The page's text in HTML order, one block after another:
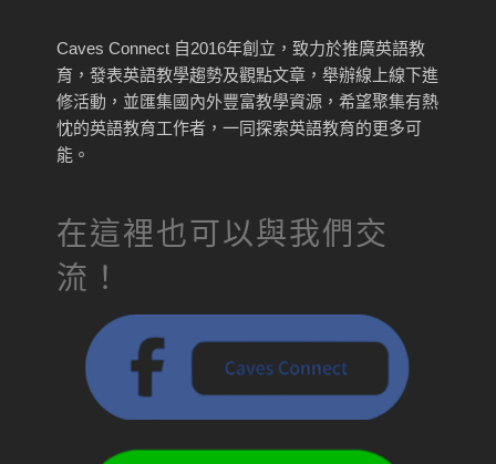
Caves Connect 自2016年創立，致力於推廣英語教
育，發表英語教學趨勢及觀點文章，舉辦線上線下進
修活動，並匯集國內外豐富教學資源，希望聚集有熱
忱的英語教育工作者，一同探索英語教育的更多可
能。
在這裡也可以與我們交
流！